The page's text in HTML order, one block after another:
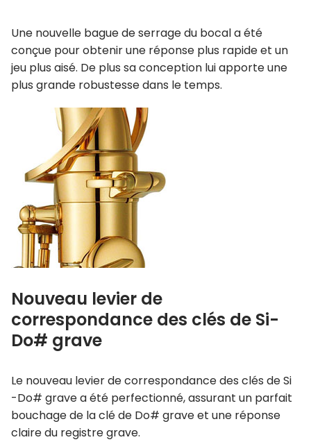
Une nouvelle bague de serrage du bocal a été
conçue pour obtenir une réponse plus rapide et un
jeu plus aisé. De plus sa conception lui apporte une
plus grande robustesse dans le temps.
Nouveau levier de
correspondance des clés de Si-
Do# grave
Le nouveau levier de correspondance des clés de Si
-Do# grave a été perfectionné, assurant un parfait
bouchage de la clé de Do# grave et une réponse
claire du registre grave.